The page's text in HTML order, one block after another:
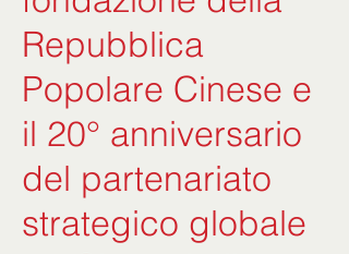
Repubblica
Popolare Cinese e
il 20° anniversario
del partenariato
strategico globale